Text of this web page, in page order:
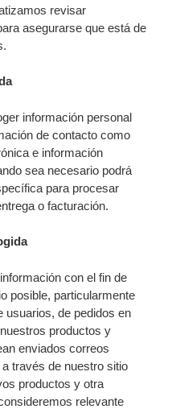
revisar
asegurarse que está de
información personal
de contacto como
e información
sea necesario podrá
para procesar
o facturación.
con el fin de
posible, particularmente
usuarios, de pedidos en
productos y
enviados correos
través de nuestro sitio
productos y otra
relevante